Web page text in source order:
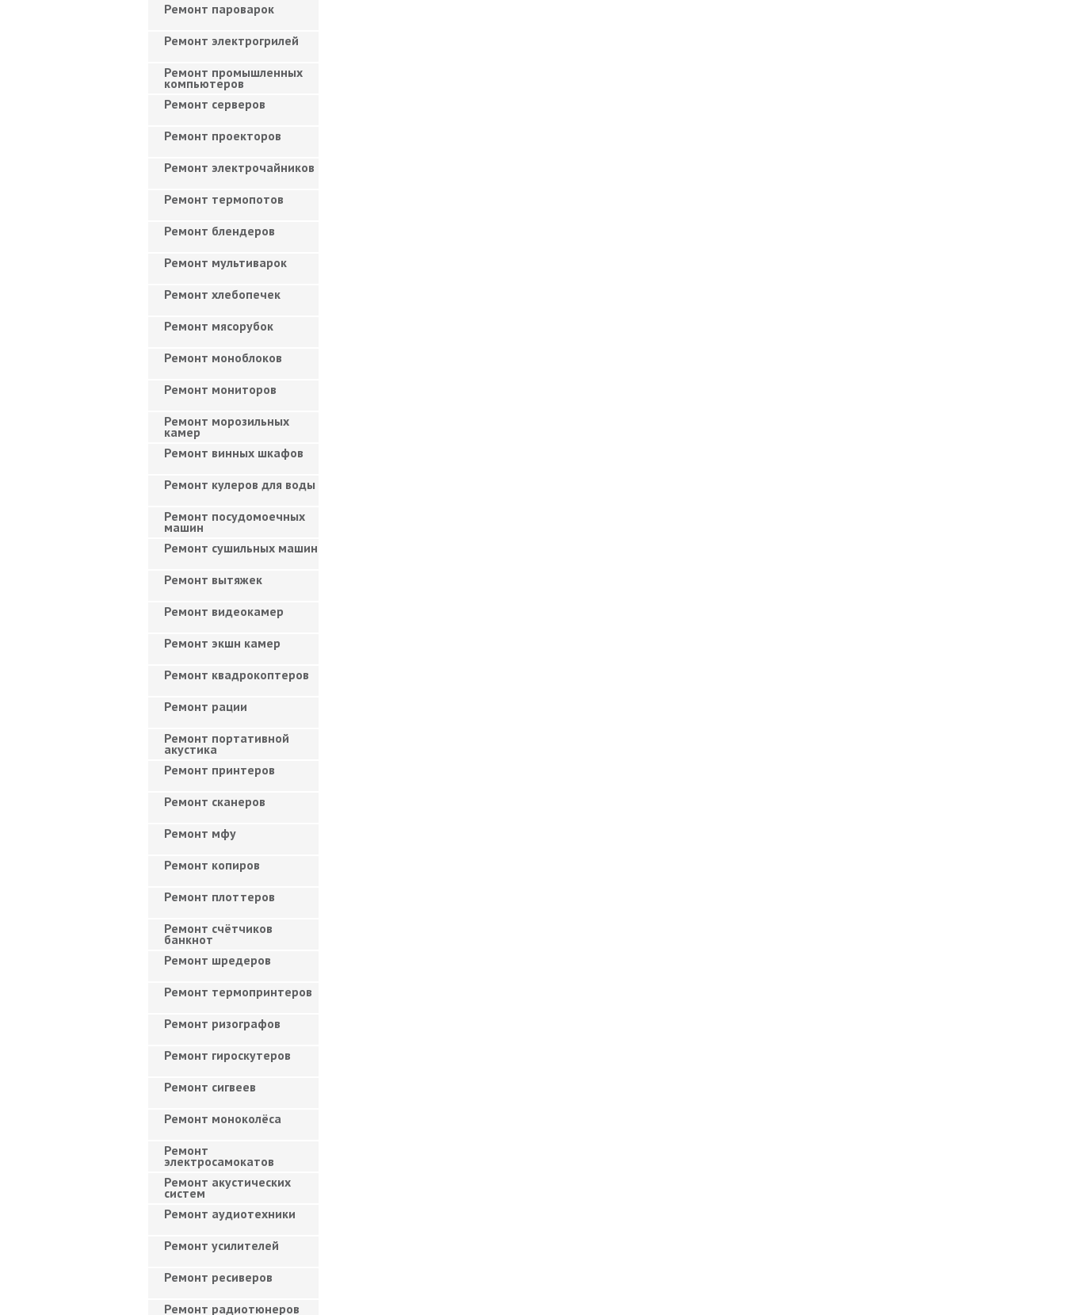
Ремонт пароварок
Ремонт электрогрилей
Ремонт промышленных
компьютеров
Ремонт серверов
Ремонт проекторов
Ремонт электрочайников
Ремонт термопотов
Ремонт блендеров
Ремонт мультиварок
Ремонт хлебопечек
Ремонт мясорубок
Ремонт моноблоков
Ремонт мониторов
Ремонт морозильных
камер
Ремонт винных шкафов
Ремонт кулеров для воды
Ремонт посудомоечных
машин
Ремонт сушильных машин
Ремонт вытяжек
Ремонт видеокамер
Ремонт экшн камер
Ремонт квадрокоптеров
Ремонт рации
Ремонт портативной
акустика
Ремонт принтеров
Ремонт сканеров
Ремонт мфу
Ремонт копиров
Ремонт плоттеров
Ремонт счётчиков
банкнот
Ремонт шредеров
Ремонт термопринтеров
Ремонт ризографов
Ремонт гироскутеров
Ремонт сигвеев
Ремонт моноколёса
Ремонт
электросамокатов
Ремонт акустических
систем
Ремонт аудиотехники
Ремонт усилителей
Ремонт ресиверов
Ремонт радиотюнеров